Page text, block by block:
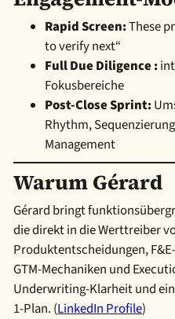
Rapid Screen:These
to verify next“
Full Due Diligence :
Fokusbereiche
Post-Close Sprint:
Rhythm,
Management
Warum Gérard
Gérard bringt
die direkt in die Werttreiber
Produktentscheidungen,
GTM-Mechaniken und
Underwriting-Klarheit und
1-Plan. (LinkedIn Profile)